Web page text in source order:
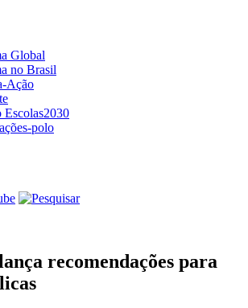
Global
no Brasil
Ação
Escolas2030
polo
recomendações para